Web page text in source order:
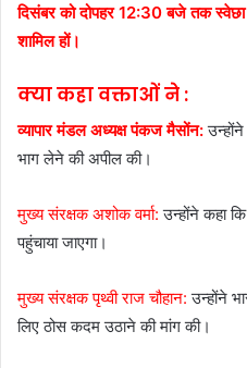
दिसंबर को दोपहर 12:30 बजे तक
शामिल हों।
क्या कहा वक्ताओं ने :
व्यापार मंडल अध्यक्ष पंकज मैसोंन:
भाग लेने की अपील की।
मुख्य संरक्षक अशोक वर्मा: उन्होंने कहा
पहुंचाया जाएगा।
मुख्य संरक्षक पृथ्वी राज चौहान: उन्होंने
लिए ठोस कदम उठाने की मांग की।